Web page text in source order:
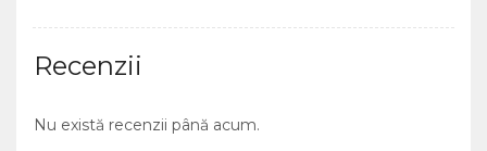
Recenzii
Nu există recenzii până acum.